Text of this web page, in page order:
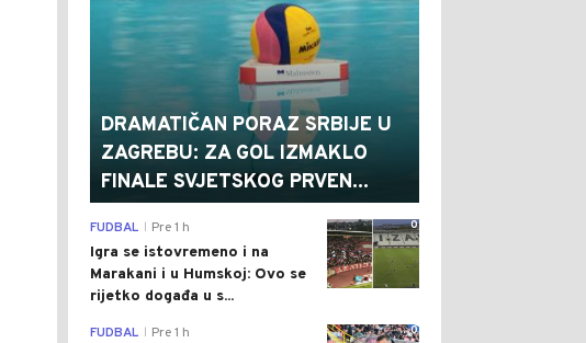
DRAMATIČAN PORAZ SRBIJE U
ZAGREBU: ZA GOL IZMAKLO
FINALE SVJETSKOG PRVEN...
0
FUDBAL Pre 1 h
Igra se istovremeno i na
Marakani i u Humskoj: Ovo se
rijetko događa u s...
0
FUDBAL Pre 1 h